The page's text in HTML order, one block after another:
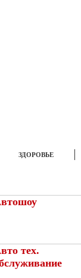
ЗДОРОВЬЕ
тех.